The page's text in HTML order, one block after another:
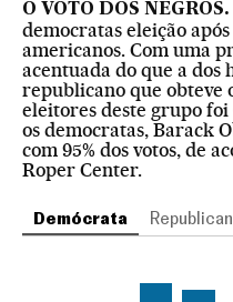
O VOTO DOS NEGROS.
democratas eleição
americanos. Com uma
acentuada do que a dos
republicano que obteve
eleitores deste grupo foi
os democratas, Barack
com 95% dos votos, de
Roper Center.